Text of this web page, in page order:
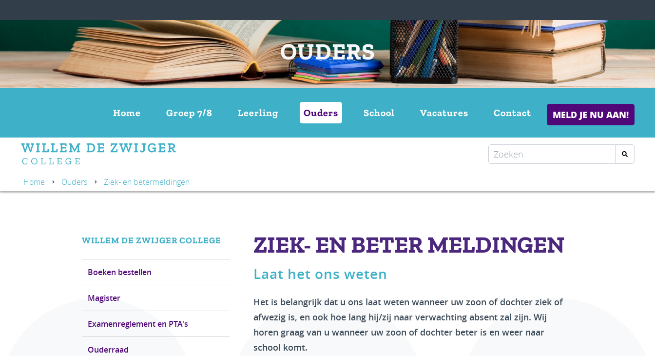
OUDERS
Home Groep 7/8 Leerling Ouders School Vacatures Contact MELD JE NU AAN!
Home Ouders Ziek- en betermeldingen
WILLEM DE ZWIJGERCOLLEGE
Boeken bestellen
Magister
Examenreglement en PTA's
Ouderraad
ZIEK- EN BETER MELDINGEN
Laat het ons weten
Het is belangrijk dat u ons laat weten wanneer uw zoon of dochter ziek of
afwezig is, en ook hoe lang hij/zij naar verwachting absent zal zijn. Wij
horen graag van u wanneer uw zoon of dochter beter is en weer naar
school komt.